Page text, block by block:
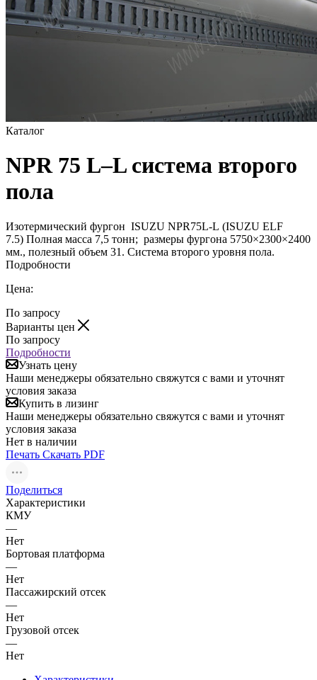
Каталог
NPR 75 L–L система второго
пола
Изотермический фургон ISUZU NPR75L-L (ISUZU ELF
7.5) Полная масса 7,5 тонн; размеры фургона 5750×2300×2400
мм., полезный объем 31. Система второго уровня пола.
Подробности
Цена:
По запросу
Варианты цен
По запросу
Подробности
Узнать цену
Наши менеджеры обязательно свяжутся с вами и уточнят
условия заказа
Купить в лизинг
Наши менеджеры обязательно свяжутся с вами и уточнят
условия заказа
Нет в наличии
Печать Скачать PDF
Поделиться
Характеристики
КМУ
—
Нет
Бортовая платформа
—
Нет
Пассажирский отсек
—
Нет
Грузовой отсек
—
Нет